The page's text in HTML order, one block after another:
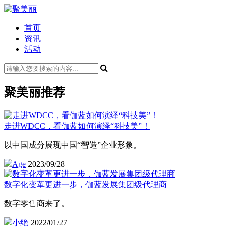
首页
资讯
活动
聚美丽推荐
走进WDCC，看伽蓝如何演绎“科技美”！
以中国成分展现中国“智造”企业形象。
Age 2023/09/28
数字化变革更进一步，伽蓝发展集团级代理商
数字零售商来了。
小绝 2022/01/27